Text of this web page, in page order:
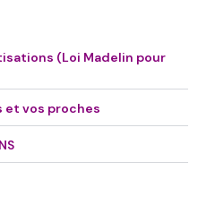
(Loi Madelin pour
et vos proches